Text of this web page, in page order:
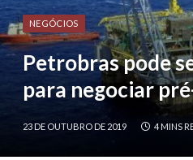
NEGÓCIOS
Petrobras pode
para negociar
23 DE OUTUBRO DE 2019 4 MINS